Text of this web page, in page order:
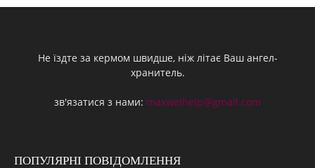
Не їздте за кермом швидше, ніж літає Ваш ангел-
хранитель.
зв'язатися з нами: maxwelhelp@gmail.com
ПОПУЛЯРНІ ПОВІДОМЛЕННЯ